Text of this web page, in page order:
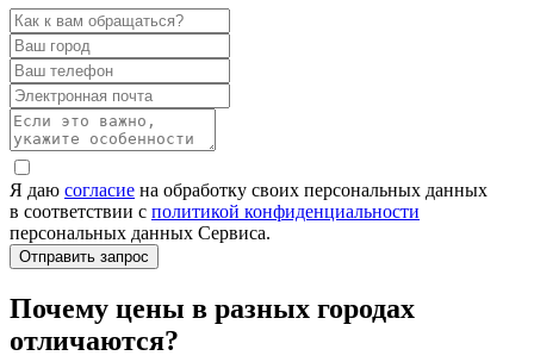
Я даю согласие на обработку своих персональных данных
в соответствии с политикой конфиденциальности
персональных данных Сервиса.
Почему цены в разных городах
отличаются?